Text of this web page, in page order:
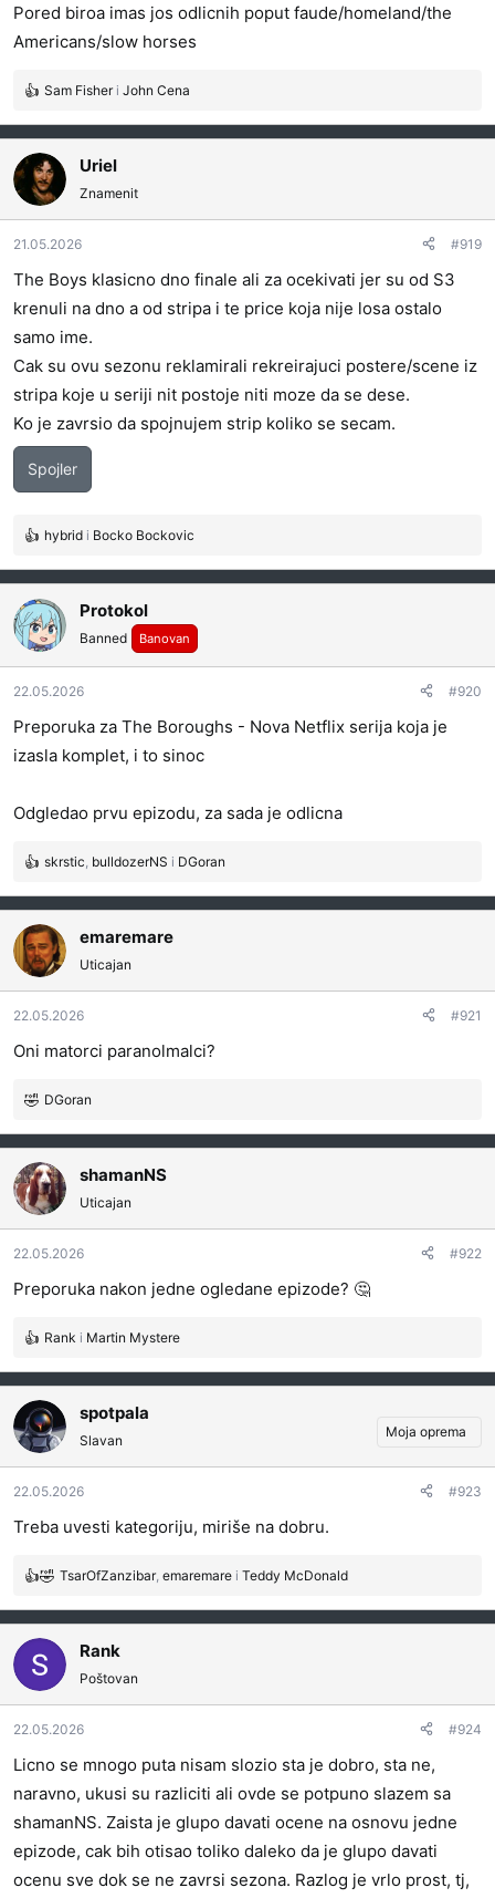
Pored biroa imas jos odlicnih poput faude/homeland/the
Americans/slow horses
R
a
g
o
v
a
n
a
:
Sam Fisheri John Cena
Uriel
Znamenit
21.05.2026 #919
The Boys klasicno dno finale ali za ocekivati jer su od S3
krenuli na dno a od stripa i te price koja nije losa ostalo
samo ime.
Cak su ovu sezonu reklamirali rekreirajuci postere/scene iz
stripa koje u seriji nit postoje niti moze da se dese.
Ko je zavrsio da spojnujem strip koliko se secam.
Spojler
R
a
g
o
v
a
n
a
:
hybrid i Bocko Bockovic
Protokol
Banned Banovan
22.05.2026 #920
Preporuka za The Boroughs - Nova Netflix serija koja je
izasla komplet, i to sinoc
Odgledao prvu epizodu, za sada je odlicna
R
a
g
o
v
a
n
a
skrstic bulldozerNS i DGoran
emaremare
Uticajan
22.05.2026 #921
Oni matorci paranolmalci?
R
a
g
o
v
a
n
a
DGoran
shamanNS
Uticajan
22.05.2026 #922
Preporuka nakon jedne ogledane epizode? 🤔
R
a
g
o
v
a
n
a
Rank i Martin Mystere
spotpala
Slavan
Moja oprema
22.05.2026 #923
Treba uvesti kategoriju, miriše na dobru.
R
a
g
v
a
n
a
:
TsarOfZanzibar, emaremare i Teddy McDonald
Rank
Poštovan
22.05.2026 #924
Licno se mnogo puta nisam slozio sta je dobro, sta ne,
naravno, ukusi su razliciti ali ovde se potpuno slazem sa
shamanNS. Zaista je glupo davati ocene na osnovu jedne
epizode, cak bih otisao toliko daleko da je glupo davati
ocenu sve dok se ne zavrsi sezona. Razlog je vrlo prost, tj,